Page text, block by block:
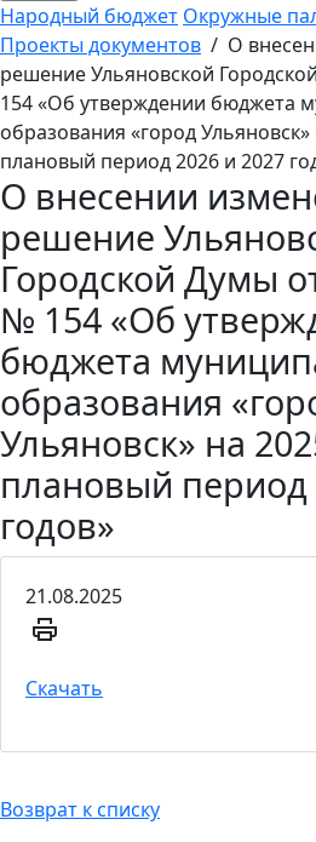
Народный бюджет Окружные
Проекты документов / О
решение Ульяновской
154 «Об утверждении бюджета
образования «город Ульяновск»
плановый период 2026 и 2027
О внесении
решение
Городской Думы
№ 154 «Об
бюджета
образования
Ульяновск» на
плановый период
годов»
21.08.2025
Скачать
Возврат к списку